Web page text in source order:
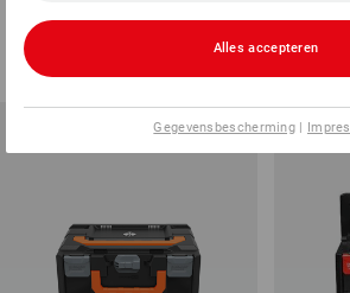
variant
v.a.
(incl. BTW) v.a. 6 stuks
1
v.a. €
Alles accepteren
Gegevensbescherming |